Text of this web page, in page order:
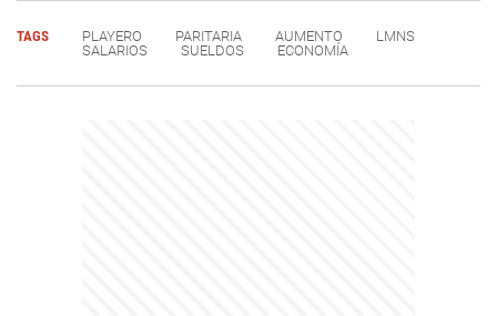
TAGS PLAYERO PARITARIA AUMENTO
LMNS
SALARIOS
SUELDOS ECONOMÍA